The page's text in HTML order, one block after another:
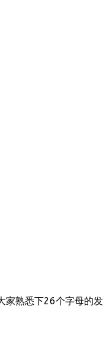
熟悉下26个字母的发